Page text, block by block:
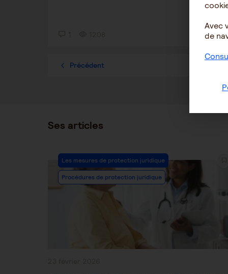
2
Précédent
Ses articles
Post
Category:
Les mesures de protection juridique
Procédures de protection juridique
Avec
de